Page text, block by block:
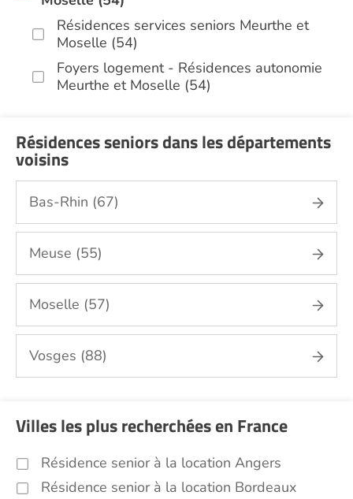
Résidences services seniors Meurthe et
Moselle (54)
Foyers logement - Résidences autonomie
Meurthe et Moselle (54)
Résidences seniors dans les départements
voisins
Bas-Rhin (67)
Meuse (55)
Moselle (57)
Vosges (88)
Villes les plus recherchées en France
Résidence senior à la location Angers
Résidence senior à la location Bordeaux